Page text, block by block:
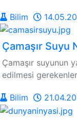
Bilim
Çamaşır Suyu
Çamaşır suyunun
edilmesi
Bilim